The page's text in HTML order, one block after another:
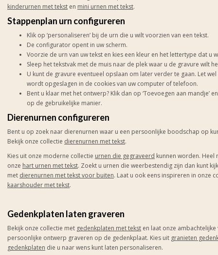
kinderurnen met tekst en mini urnen met tekst.
Stappenplan urn configureren
Klik op ‘personaliseren’ bij de urn die u wilt voorzien van een tekst.
De configurator opent in uw scherm.
Voorzie de urn van uw tekst en kies een kleur en het lettertype dat u
Sleep het tekstvak met de muis naar de plek waar u de gravure wilt
U kunt de gravure eventueel opslaan om later verder te gaan. Let
wordt opgeslagen in de cookies van uw computer of telefoon.
Bent u klaar met het ontwerp? Klik dan op ‘Toevoegen aan mandje’
op de gebruikelijke manier.
Dierenurnen configureren
Bent u op zoek naar dierenurnen waar u een persoonlijke boodschap op
Bekijk onze collectie dierenurnen met tekst.
Kies uit onze moderne collectie urnen die gegraveerd kunnen worden. Heel
onze hart urnen met tekst. Zoekt u urnen die weerbestendig zijn dan kunt
met dierenurnen met tekst voor buiten. Laat u ook eens inspireren in onze
kaarshouder met tekst.
Gedenkplaten laten graveren
Bekijk onze collectie met gedenkplaten met tekst en laat onze ambachtelijke
persoonlijke ontwerp graveren op de gedenkplaat. Kies uit granieten
gedenkplaten die u naar wens kunt laten personaliseren.